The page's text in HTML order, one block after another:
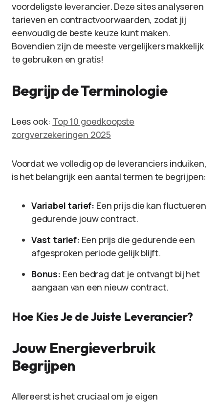
voordeligste leverancier. Deze sites analyseren
tarieven en contractvoorwaarden, zodat jij
eenvoudig de beste keuze kunt maken.
Bovendien zijn de meeste vergelijkers makkelijk
te gebruiken en gratis!
Begrijp de Terminologie
Lees ook: Top 10 goedkoopste
zorgverzekeringen 2025
Voordat we volledig op de leveranciers induiken,
is het belangrijk een aantal termen te begrijpen:
Variabel tarief: Een prijs die kan fluctueren
gedurende jouw contract.
Vast tarief: Een prijs die gedurende een
afgesproken periode gelijk blijft.
Bonus: Een bedrag dat je ontvangt bij het
aangaan van een nieuw contract.
Hoe Kies Je de Juiste Leverancier?
Jouw Energieverbruik
Begrijpen
Allereerst is het cruciaal om je eigen